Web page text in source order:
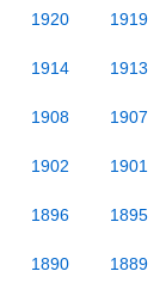
1920 1919
1914 1913
1908 1907
1902 1901
1896 1895
1890 1889